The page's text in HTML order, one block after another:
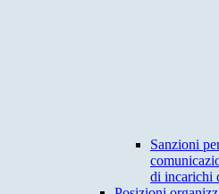
Sanzioni
di incarichi